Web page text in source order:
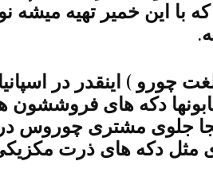
با این خمیر تهیه میشه
) اینقدر در اسپانیا
دکه های
جلوی مشتری چوروس
مثل دکه های ذرت